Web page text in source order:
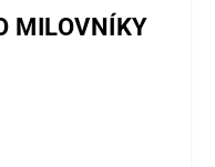
MILOVNÍKY